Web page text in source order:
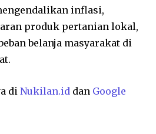
inflasi,
produk pertanian lokal,
belanja masyarakat di
di Nukilan.id dan Google